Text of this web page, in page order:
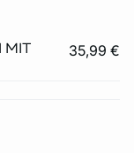
MIT
35,99 €